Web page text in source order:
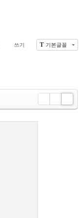
T 기본글꼴
쓰기
Li
Zi
G